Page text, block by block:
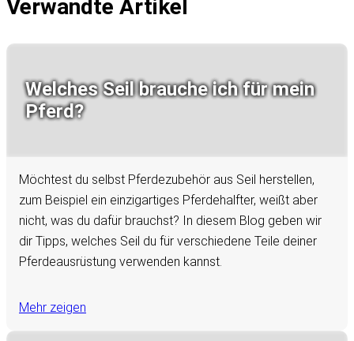
Verwandte Artikel
Welches Seil brauche ich für mein
Pferd?
Möchtest du selbst Pferdezubehör aus Seil herstellen,
zum Beispiel ein einzigartiges Pferdehalfter, weißt aber
nicht, was du dafür brauchst? In diesem Blog geben wir
dir Tipps, welches Seil du für verschiedene Teile deiner
Pferdeausrüstung verwenden kannst.
Mehr zeigen